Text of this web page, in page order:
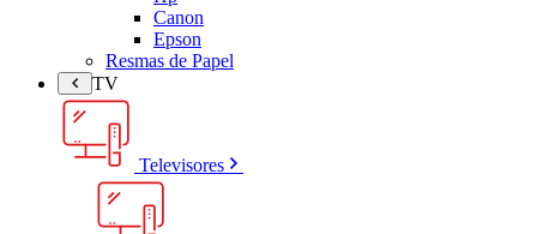
Canon
Epson
Resmas de Papel
TV
Televisores